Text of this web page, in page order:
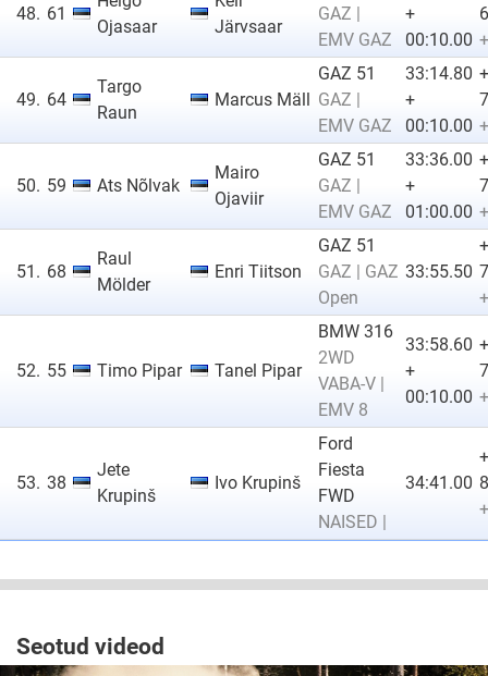
48. 61
Ojasaar
Järvsaar
GAZ |
EMV GAZ
+
00:10.00
49. 64
Targo
Raun
Marcus Mäll
GAZ 51
GAZ |
EMV GAZ
33:14.80
+
00:10.00
+
50. 59 Ats Nõlvak
Mairo
Ojaviir
GAZ 51
GAZ |
EMV GAZ
33:36.00
+
01:00.00
+
51. 68
Raul
Mölder
Enri Tiitson
GAZ 51
GAZ | GAZ
Open
33:55.50
+
52. 55 Timo Pipar Tanel Pipar
BMW 316
2WD
VABA-V |
EMV 8
33:58.60
+
00:10.00
+
53. 38
Jete
Krupinš
Ivo Krupinš
Ford
Fiesta
FWD
NAISED |
34:41.00
+
Seotud videod